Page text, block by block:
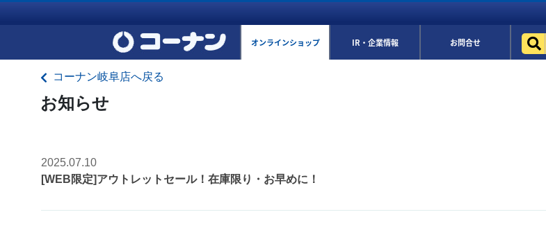
オンラインショップ IR・企業情報 お問合せ
コーナン岐阜店へ戻る
お知らせ
2025.07.10
[WEB限定]アウトレットセール！在庫限り・お早めに！